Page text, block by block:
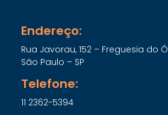
Endereço:
Rua Javorau, 152 – Freguesia do Ó
São Paulo – SP
Telefone:
11 2362-5394